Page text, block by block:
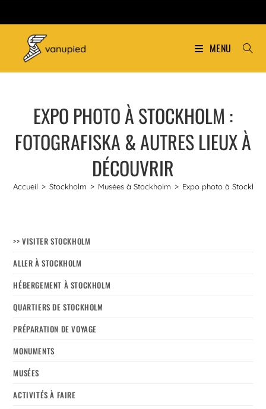
MENU
EXPO PHOTO À STOCKHOLM :
FOTOGRAFISKA & AUTRES LIEUX À
DÉCOUVRIR
Accueil > Stockholm > Musées à Stockholm > Expo photo à
>> VISITER STOCKHOLM
ALLER À STOCKHOLM
HÉBERGEMENT À STOCKHOLM
QUARTIERS DE STOCKHOLM
PRÉPARATION DE VOYAGE
MONUMENTS
MUSÉES
ACTIVITÉS À FAIRE